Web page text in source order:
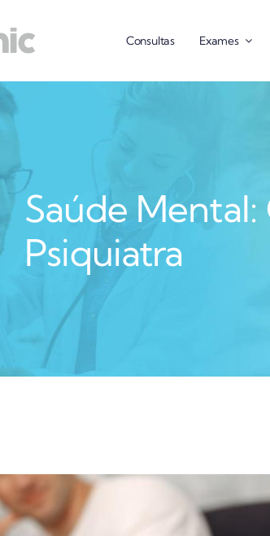
Consultas Exames
Saúde
Psiquiatra